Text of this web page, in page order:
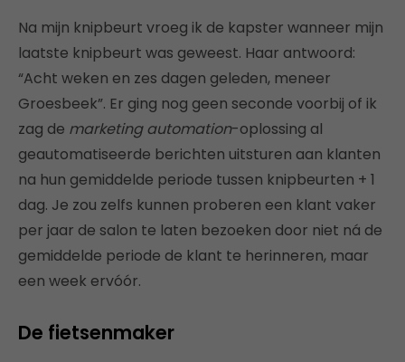
Na mijn knipbeurt vroeg ik de kapster wanneer mijn
laatste knipbeurt was geweest. Haar antwoord:
“Acht weken en zes dagen geleden, meneer
Groesbeek”. Er ging nog geen seconde voorbij of ik
zag de marketing automation-oplossing al
geautomatiseerde berichten uitsturen aan klanten
na hun gemiddelde periode tussen knipbeurten + 1
dag. Je zou zelfs kunnen proberen een klant vaker
per jaar de salon te laten bezoeken door niet ná de
gemiddelde periode de klant te herinneren, maar
een week ervóór.
De fietsenmaker